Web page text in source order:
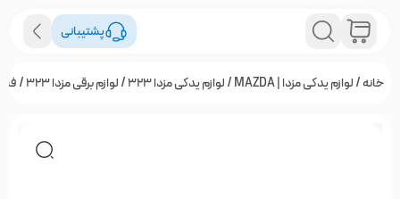
پشتیبانی
خانه/لوازم یدکی مزدا | MAZDA /لوازم یدکی مزدا 323 /لوازم برقی مزدا 323 /